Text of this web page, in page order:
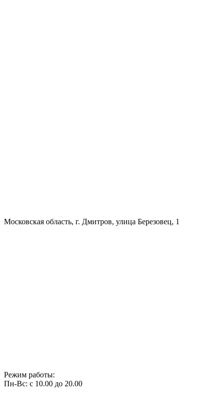
Московская область, г. Дмитров, улица Березовец, 1
Режим работы:
Пн-Вс: с 10.00 до 20.00